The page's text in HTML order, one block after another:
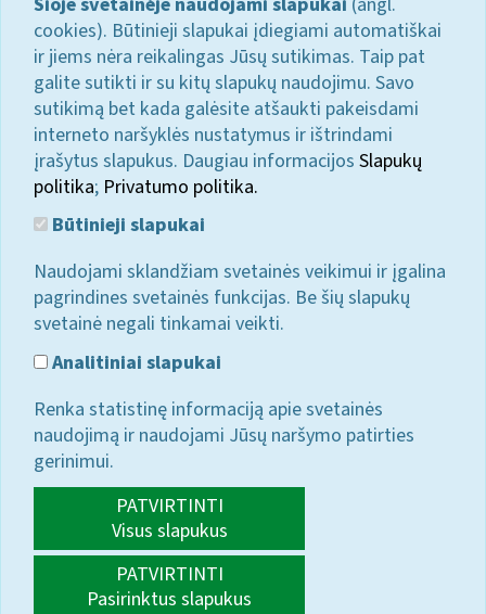
cookies). Būtinieji slapukai įdiegiami automatiškai
ir jiems nėra reikalingas Jūsų sutikimas. Taip pat
galite sutikti ir su kitų slapukų naudojimu. Savo
sutikimą bet kada galėsite atšaukti pakeisdami
interneto naršyklės nustatymus ir ištrindami
įrašytus slapukus. Daugiau informacijos Slapukų
politika; Privatumo politika.
Būtinieji slapukai
Naudojami sklandžiam svetainės veikimui ir įgalina
pagrindines svetainės funkcijas. Be šių slapukų
svetainė negali tinkamai veikti.
Analitiniai slapukai
Renka statistinę informaciją apie svetainės
naudojimą ir naudojami Jūsų naršymo patirties
gerinimui.
PATVIRTINTI
Visus slapukus
PATVIRTINTI
Pasirinktus slapukus